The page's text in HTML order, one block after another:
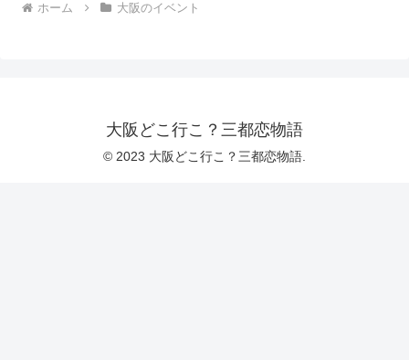
ホーム 大阪のイベント
大阪どこ行こ？三都恋物語
© 2023 大阪どこ行こ？三都恋物語.